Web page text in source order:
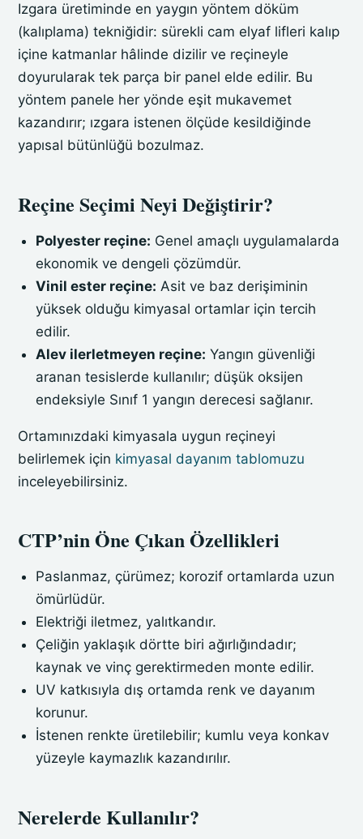
Izgara üretiminde en yaygın yöntem döküm
(kalıplama) tekniğidir: sürekli cam elyaf lifleri kalıp
içine katmanlar hâlinde dizilir ve reçineyle
doyurularak tek parça bir panel elde edilir. Bu
yöntem panele her yönde eşit mukavemet
kazandırır; ızgara istenen ölçüde kesildiğinde
yapısal bütünlüğü bozulmaz.
Reçine Seçimi Neyi Değiştirir?
Polyester reçine: Genel amaçlı uygulamalarda
ekonomik ve dengeli çözümdür.
Vinil ester reçine: Asit ve baz derişiminin
yüksek olduğu kimyasal ortamlar için tercih
edilir.
Alev ilerletmeyen reçine: Yangın güvenliği
aranan tesislerde kullanılır; düşük oksijen
endeksiyle Sınıf 1 yangın derecesi sağlanır.
Ortamınızdaki kimyasala uygun reçineyi
belirlemek için kimyasal dayanım tablomuzu
inceleyebilirsiniz.
CTP’nin Öne Çıkan Özellikleri
Paslanmaz, çürümez; korozif ortamlarda uzun
ömürlüdür.
Elektriği iletmez, yalıtkandır.
Çeliğin yaklaşık dörtte biri ağırlığındadır;
kaynak ve vinç gerektirmeden monte edilir.
UV katkısıyla dış ortamda renk ve dayanım
korunur.
İstenen renkte üretilebilir; kumlu veya konkav
yüzeyle kaymazlık kazandırılır.
Nerelerde Kullanılır?